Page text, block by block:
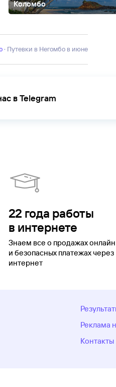
Коломбо
· Путевки в Негомбо в июне
в Telegram
22 года работы
в интернете
Знаем все о продажах онлайн
и безопасных платежах через
интернет
Реклама
Контакты